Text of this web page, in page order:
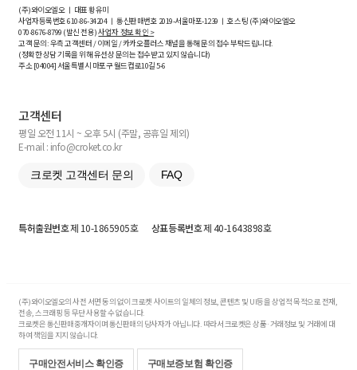
(주)와이오엘오 ㅣ 대표 황유미
사업자등록번호610-86-34204ㅣ 통신판매번호 2019-서울마포-1239 ㅣ 호스팅 (주)와이오엘오
070-8676-8799 (발신 전용)사업자 정보 확인 >
고객 문의: 우측 고객센터 / 이메일 / 카카오플러스 채널을 통해 문의 접수 부탁드립니다.
(정확한 상담 기록을 위해 유선상 문의는 접수받고 있지 않습니다)
주소 [04004] 서울특별시 마포구 월드컵로10길5-6
고객센터
평일 오전 11시 ~ 오후 5시 (주말, 공휴일 제외)
E-mail : info@croket.co.kr
크로켓 고객센터 문의 FAQ
특허출원번호제 10-1865905호 상표등록번호제 40-1643898호
(주)와이오엘오의 사전 서면 동의 없이 크로켓 사이트의 일체의 정보, 콘텐츠 및 UI등을 상업적 목적으로 전재,
전송, 스크래핑 등 무단 사용할 수 없습니다.
크로켓은 통신판매중개자이며 통신판매의 당사자가 아닙니다. 따라서 크로켓은 상품·거래정보 및 거래에 대
하여 책임을 지지 않습니다.
구매안전서비스 확인증 구매보증보험 확인증